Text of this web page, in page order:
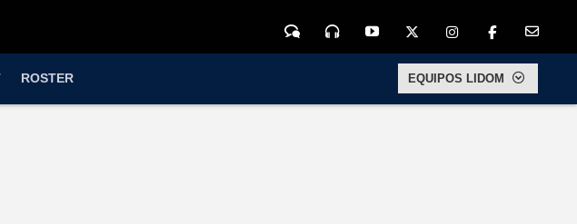
EQUIPOS LIDOM
ROSTER